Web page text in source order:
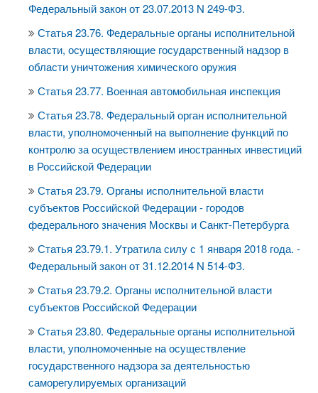
Федеральный закон от 23.07.2013 N 249-ФЗ.
Статья 23.76. Федеральные органы исполнительной
власти, осуществляющие государственный надзор в
области уничтожения химического оружия
Статья 23.77. Военная автомобильная инспекция
Статья 23.78. Федеральный орган исполнительной
власти, уполномоченный на выполнение функций по
контролю за осуществлением иностранных инвестиций
в Российской Федерации
Статья 23.79. Органы исполнительной власти
субъектов Российской Федерации - городов
федерального значения Москвы и Санкт-Петербурга
Статья 23.79.1. Утратила силу с 1 января 2018 года. -
Федеральный закон от 31.12.2014 N 514-ФЗ.
Статья 23.79.2. Органы исполнительной власти
субъектов Российской Федерации
Статья 23.80. Федеральные органы исполнительной
власти, уполномоченные на осуществление
государственного надзора за деятельностью
саморегулируемых организаций